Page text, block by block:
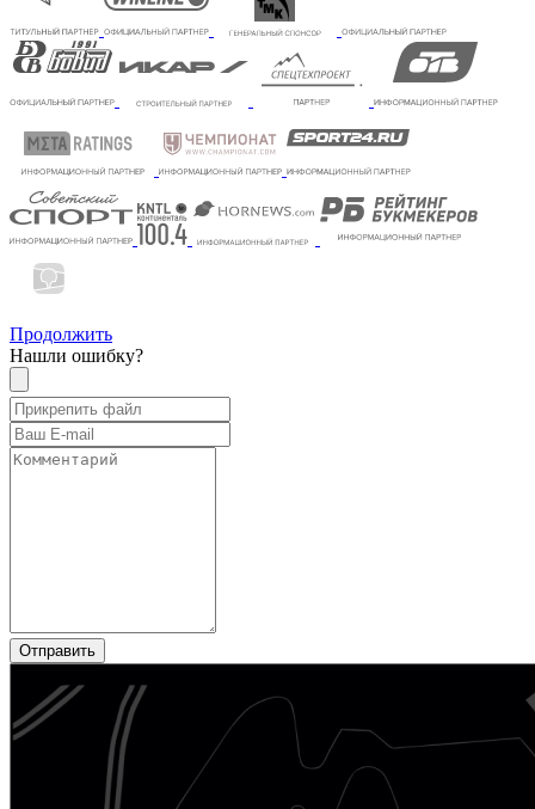
Продолжить
Нашли ошибку?